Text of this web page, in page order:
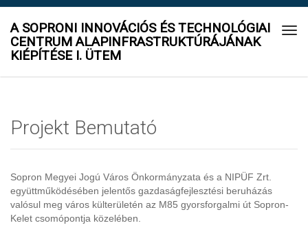
A SOPRONI INNOVÁCIÓS ÉS TECHNOLÓGIAI
CENTRUM ALAPINFRASTRUKTÚRÁJÁNAK
KIÉPÍTÉSE I. ÜTEM
Projekt Bemutató
Sopron Megyei Jogú Város Önkormányzata és a NIPÜF Zrt.
együttműködésében jelentős gazdaságfejlesztési beruházás
valósul meg város külterületén az M85 gyorsforgalmi út Sopron-
Kelet csomópontja közelében.